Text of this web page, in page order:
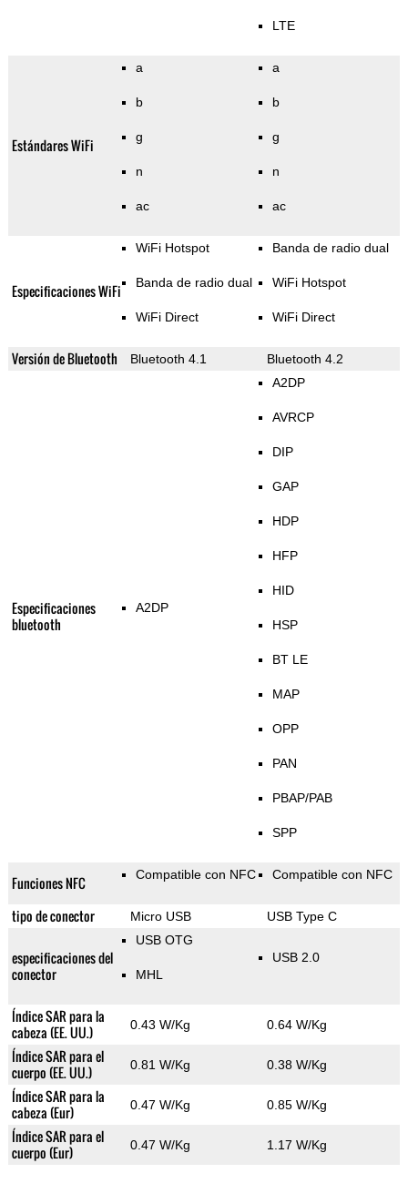
LTE
Estándares WiFi
a
b
g
n
ac
a
b
g
n
ac
Especificaciones WiFi
WiFi Hotspot
Banda de radio dual
WiFi Direct
Banda de radio dual
WiFi Hotspot
WiFi Direct
Versión de Bluetooth Bluetooth 4.1 Bluetooth 4.2
Especificaciones
bluetooth
A2DP
A2DP
AVRCP
DIP
GAP
HDP
HFP
HID
HSP
BT LE
MAP
OPP
PAN
PBAP/PAB
SPP
Funciones NFC Compatible con NFC Compatible con NFC
tipo de conector Micro USB USB Type C
especificaciones del
conector
USB OTG
MHL
USB 2.0
Índice SAR para la
cabeza (EE. UU.)
0.43 W/Kg 0.64 W/Kg
Índice SAR para el
cuerpo (EE. UU.)
0.81 W/Kg 0.38 W/Kg
Índice SAR para la
cabeza (Eur)
0.47 W/Kg 0.85 W/Kg
Índice SAR para el
cuerpo (Eur)
0.47 W/Kg 1.17 W/Kg